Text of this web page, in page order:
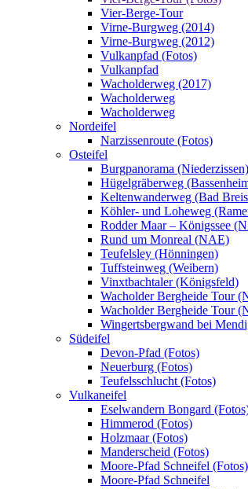
Vier-Berge-Tour
Virne-Burgweg (2014)
Virne-Burgweg (2012)
Vulkanpfad (Fotos)
Vulkanpfad
Wacholderweg (2017)
Wacholderweg
Wacholderweg
Nordeifel
Narzissenroute (Fotos)
Osteifel
Burgpanorama (Niederzissen)
Hügelgräberweg
Keltenwanderweg (Bad
Köhler- und Loheweg
Rodder Maar – Königssee
Rund um Monreal (NAE)
Teufelsley (Hönningen)
Tuffsteinweg (Weibern)
Vinxtbachtaler (Königsfeld)
Wacholder Bergheide Tour
Wacholder Bergheide Tour
Wingertsbergwand bei
Südeifel
Devon-Pfad (Fotos)
Neuerburg (Fotos)
Teufelsschlucht (Fotos)
Vulkaneifel
Eselwandern Bongard
Himmerod (Fotos)
Holzmaar (Fotos)
Manderscheid (Fotos)
Moore-Pfad Schneifel (Fotos)
Moore-Pfad Schneifel